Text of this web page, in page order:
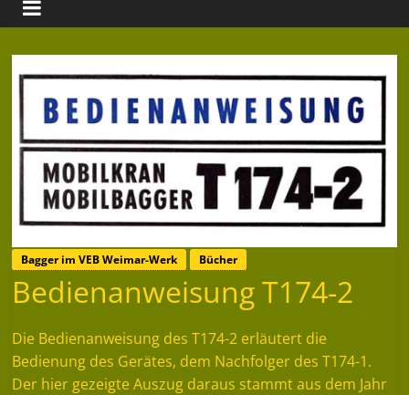
Bagger im VEB Weimar-Werk Bücher
Bedienanweisung T174-2
Die Bedienanweisung des T174-2 erläutert die
Bedienung des Gerätes, dem Nachfolger des T174-1.
Der hier gezeigte Auszug daraus stammt aus dem Jahr